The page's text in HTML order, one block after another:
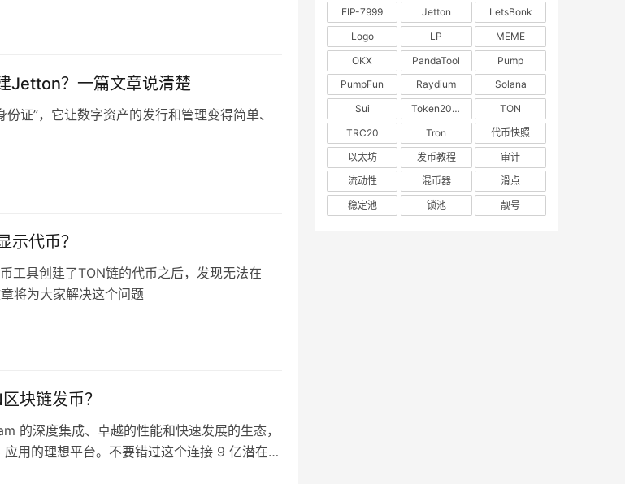
Jetton？一篇文章说清楚
证”，它让数字资产的发行和管理变得简单、
示代币？
工具创建了TON链的代币之后，发现无法在
将为大家解决这个问题
块链发币？
的深度集成、卓越的性能和快速发展的生态，
用的理想平台。不要错过这个连接 9 亿潜在用
EIP-7999
Jetton
LetsBonk
Logo
LP
MEME
OKX
PandaTool
Pump
PumpFun
Raydium
Solana
Sui
Token2022
TON
TRC20
Tron
代币快照
以太坊
发币教程
审计
流动性
混币器
滑点
稳定池
锁池 靓号